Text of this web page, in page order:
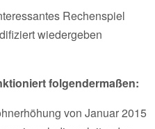
Rechenspiel
wiedergeben
folgendermaßen:
von Januar 2015